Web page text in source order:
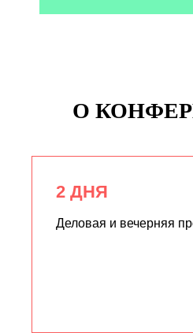
О
2 ДНЯ
Деловая и вечерняя